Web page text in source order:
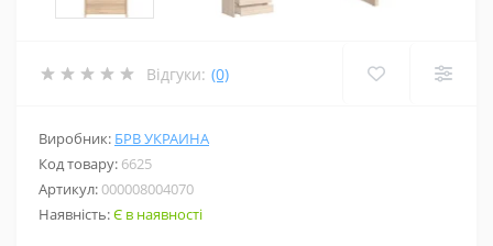
Відгуки: (0)
Виробник: БРВ УКРАИНА
Код товару: 6625
Артикул:000008004070
Наявність:Є в наявності